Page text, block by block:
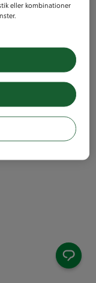
eller kombinationer